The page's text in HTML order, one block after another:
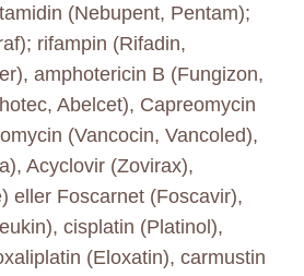
(Nebupent, Pentam);
rifampin (Rifadin,
amphotericin B (Fungizon,
Abelcet), Capreomycin
(Vancocin, Vancoled),
Acyclovir (Zovirax),
eller Foscarnet (Foscavir),
cisplatin (Platinol),
(Eloxatin), carmustin